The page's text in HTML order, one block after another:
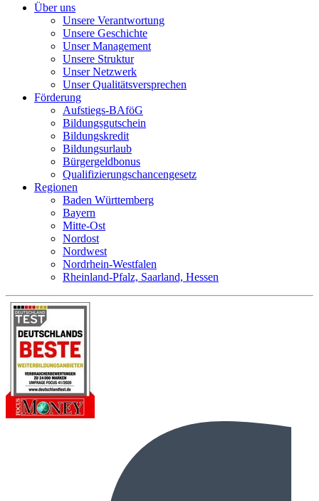
Über uns
Unsere Verantwortung
Unsere Geschichte
Unser Management
Unsere Struktur
Unser Netzwerk
Unser Qualitätsversprechen
Förderung
Aufstiegs-BAföG
Bildungsgutschein
Bildungskredit
Bildungsurlaub
Bürgergeldbonus
Qualifizierungschancengesetz
Regionen
Baden Württemberg
Bayern
Mitte-Ost
Nordost
Nordwest
Nordrhein-Westfalen
Rheinland-Pfalz, Saarland, Hessen